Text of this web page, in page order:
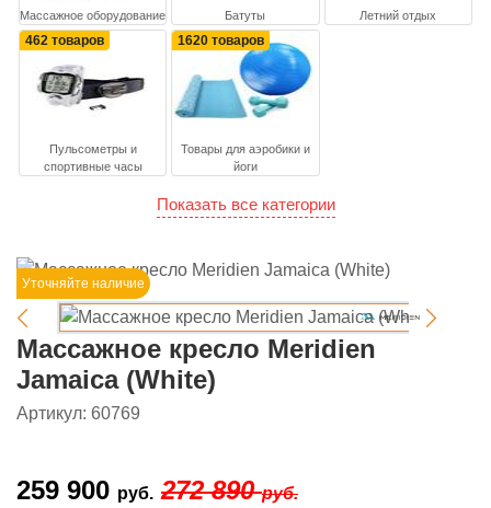
Массажное оборудование Батуты Летний отдых
462 товаров
Пульсометры и
спортивные часы
1620 товаров
Товары для аэробики и
йоги
Показать все категории
Уточняйте наличие
Массажное кресло Meridien
Jamaica (White)
Артикул: 60769
259 900 руб. 272 890руб.